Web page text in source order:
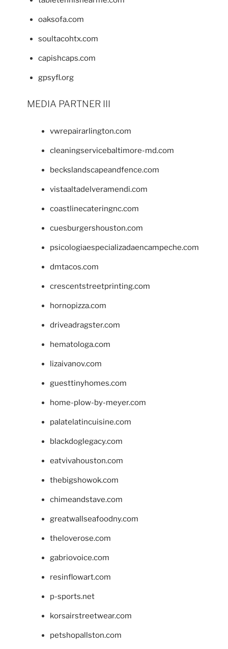
oaksofa.com
soultacohtx.com
capishcaps.com
gpsyfl.org
MEDIA PARTNER III
vwrepairarlington.com
cleaningservicebaltimore-md.com
beckslandscapeandfence.com
vistaaltadelveramendi.com
coastlinecateringnc.com
cuesburgershouston.com
psicologiaespecializadaencampeche.com
dmtacos.com
crescentstreetprinting.com
hornopizza.com
driveadragster.com
hematologa.com
lizaivanov.com
guesttinyhomes.com
home-plow-by-meyer.com
palatelatincuisine.com
blackdoglegacy.com
eatvivahouston.com
thebigshowok.com
chimeandstave.com
greatwallseafoodny.com
theloverose.com
gabriovoice.com
resinflowart.com
p-sports.net
korsairstreetwear.com
petshopallston.com